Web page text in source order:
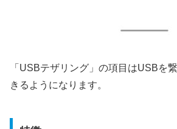
「USBテザリング」の項目はUSBを
きるようになります。